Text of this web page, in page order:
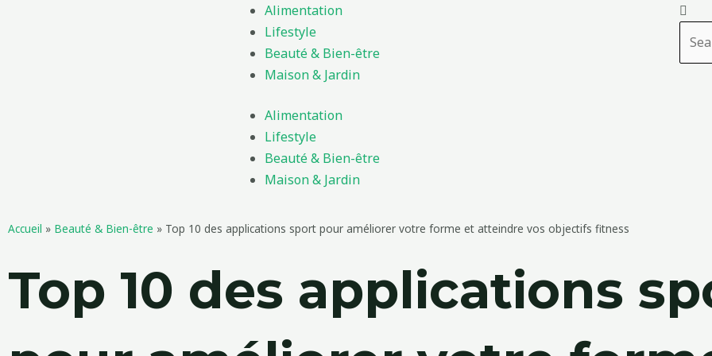
Alimentation
Lifestyle
Beauté & Bien-être
Maison & Jardin
Alimentation
Lifestyle
Beauté & Bien-être
Maison & Jardin
Accueil » Beauté & Bien-être » Top 10 des applications sport pour améliorer votre forme et atteindre vos objectifs fitness
Top 10 des applications